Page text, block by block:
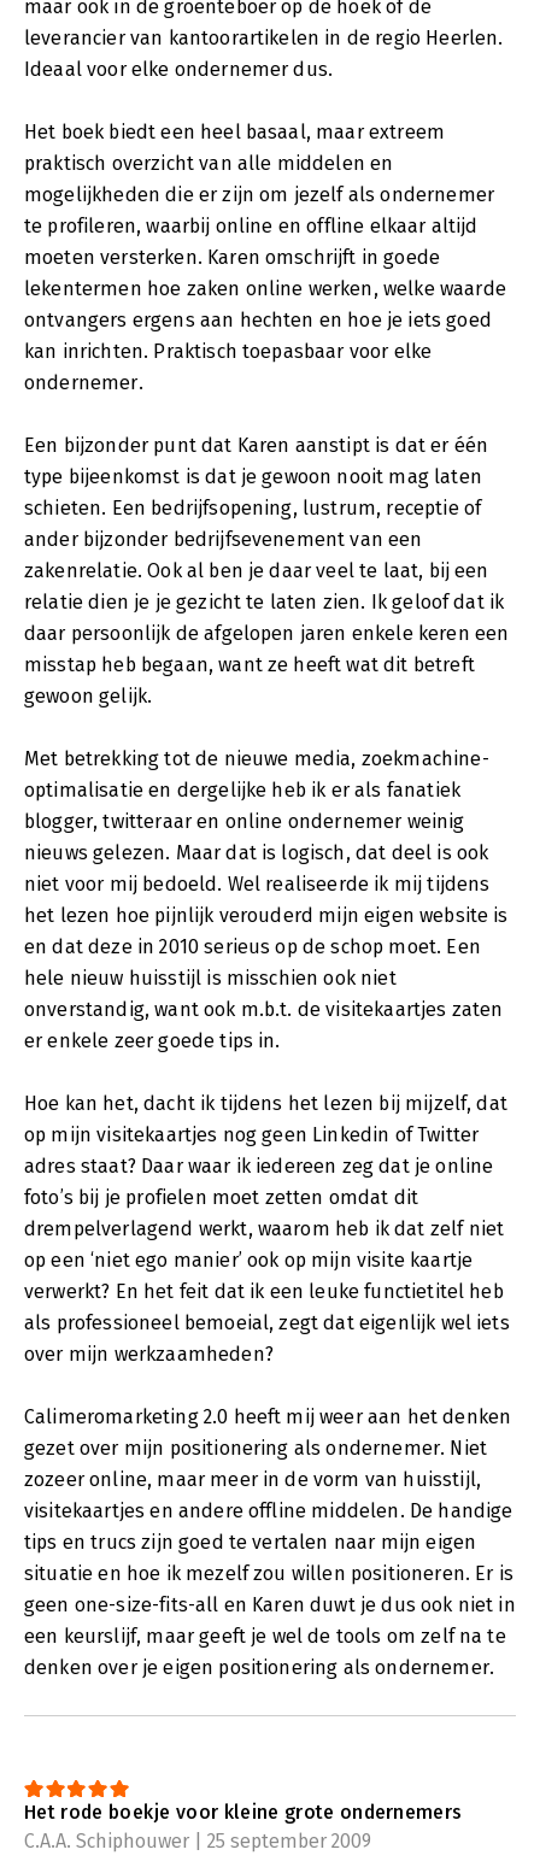
maar ook in de groenteboer op de hoek of de
leverancier van kantoorartikelen in de regio Heerlen.
Ideaal voor elke ondernemer dus.
Het boek biedt een heel basaal, maar extreem
praktisch overzicht van alle middelen en
mogelijkheden die er zijn om jezelf als ondernemer
te profileren, waarbij online en offline elkaar altijd
moeten versterken. Karen omschrijft in goede
lekentermen hoe zaken online werken, welke waarde
ontvangers ergens aan hechten en hoe je iets goed
kan inrichten. Praktisch toepasbaar voor elke
ondernemer.
Een bijzonder punt dat Karen aanstipt is dat er één
type bijeenkomst is dat je gewoon nooit mag laten
schieten. Een bedrijfsopening, lustrum, receptie of
ander bijzonder bedrijfsevenement van een
zakenrelatie. Ook al ben je daar veel te laat, bij een
relatie dien je je gezicht te laten zien. Ik geloof dat ik
daar persoonlijk de afgelopen jaren enkele keren een
misstap heb begaan, want ze heeft wat dit betreft
gewoon gelijk.
Met betrekking tot de nieuwe media, zoekmachine-
optimalisatie en dergelijke heb ik er als fanatiek
blogger, twitteraar en online ondernemer weinig
nieuws gelezen. Maar dat is logisch, dat deel is ook
niet voor mij bedoeld. Wel realiseerde ik mij tijdens
het lezen hoe pijnlijk verouderd mijn eigen website is
en dat deze in 2010 serieus op de schop moet. Een
hele nieuw huisstijl is misschien ook niet
onverstandig, want ook m.b.t. de visitekaartjes zaten
er enkele zeer goede tips in.
Hoe kan het, dacht ik tijdens het lezen bij mijzelf, dat
op mijn visitekaartjes nog geen Linkedin of Twitter
adres staat? Daar waar ik iedereen zeg dat je online
foto’s bij je profielen moet zetten omdat dit
drempelverlagend werkt, waarom heb ik dat zelf niet
op een ‘niet ego manier’ ook op mijn visite kaartje
verwerkt? En het feit dat ik een leuke functietitel heb
als professioneel bemoeial, zegt dat eigenlijk wel iets
over mijn werkzaamheden?
Calimeromarketing 2.0 heeft mij weer aan het denken
gezet over mijn positionering als ondernemer. Niet
zozeer online, maar meer in de vorm van huisstijl,
visitekaartjes en andere offline middelen. De handige
tips en trucs zijn goed te vertalen naar mijn eigen
situatie en hoe ik mezelf zou willen positioneren. Er is
geen one-size-fits-all en Karen duwt je dus ook niet in
een keurslijf, maar geeft je wel de tools om zelf na te
denken over je eigen positionering als ondernemer.
Het rode boekje voor kleine grote ondernemers
C.A.A. Schiphouwer | 25 september 2009